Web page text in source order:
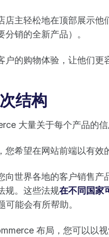
店主轻松地在顶部展示
分销的全新产品）。
户的购物体验，让他们更
结构
大量关于每个产品的
您希望在网站前端以有
向世界各地的客户销售
规。这些法规在不同国家
可能会有所帮助。
布局，您可以以